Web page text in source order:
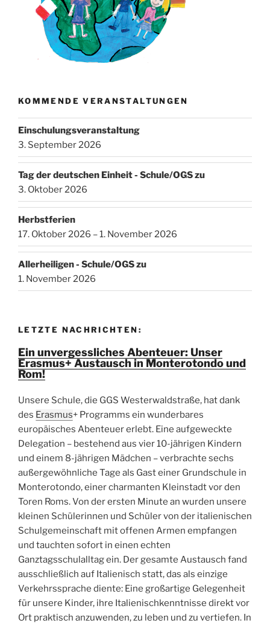
KOMMENDE VERANSTALTUNGEN
Einschulungsveranstaltung
3. September 2026
Tag der deutschen Einheit - Schule/OGS zu
3. Oktober 2026
Herbstferien
17. Oktober 2026 – 1. November 2026
Allerheiligen - Schule/OGS zu
1. November 2026
LETZTE NACHRICHTEN:
Ein unvergessliches Abenteuer: Unser
Erasmus+ Austausch in Monterotondo und
Rom!
Unsere Schule, die GGS Westerwaldstraße, hat dank
des Erasmus+ Programms ein wunderbares
europäisches Abenteuer erlebt. Eine aufgeweckte
Delegation – bestehend aus vier 10-jährigen Kindern
und einem 8-jährigen Mädchen – verbrachte sechs
außergewöhnliche Tage als Gast einer Grundschule in
Monterotondo, einer charmanten Kleinstadt vor den
Toren Roms. Von der ersten Minute an wurden unsere
kleinen Schülerinnen und Schüler von der italienischen
Schulgemeinschaft mit offenen Armen empfangen
und tauchten sofort in einen echten
Ganztagsschulalltag ein. Der gesamte Austausch fand
ausschließlich auf Italienisch statt, das als einzige
Verkehrssprache diente: Eine großartige Gelegenheit
für unsere Kinder, ihre Italienischkenntnisse direkt vor
Ort praktisch anzuwenden, zu leben und zu vertiefen. In